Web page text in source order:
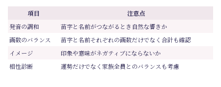
項目
注意点
発音の調和
苗字と名前がつながるとき自然な響きか
画数のバランス
苗字と名前それぞれの画数だけでなく合計も確認
イメージ
印象や意味がネガティブにならないか
相性診断
運勢だけでなく家族全員とのバランスも考慮